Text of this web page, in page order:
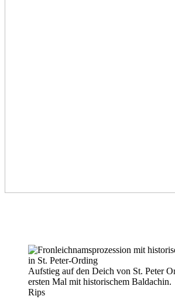
Aufstieg auf den Deich von St. Peter
ersten Mal mit historischem
Rips